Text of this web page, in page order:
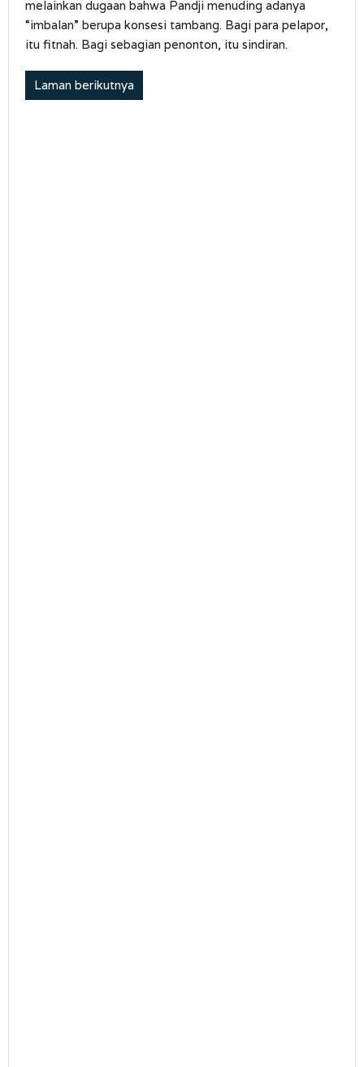
melainkan dugaan bahwa Pandji menuding adanya
“imbalan” berupa konsesi tambang. Bagi para pelapor,
itu fitnah. Bagi sebagian penonton, itu sindiran.
Laman berikutnya